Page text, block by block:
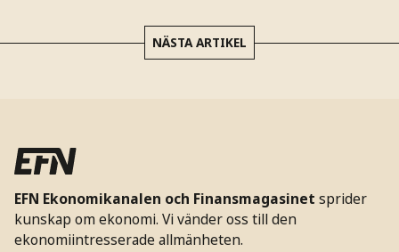
NÄSTA ARTIKEL
EFN Ekonomikanalen och Finansmagasinet sprider
kunskap om ekonomi. Vi vänder oss till den
ekonomiintresserade allmänheten.